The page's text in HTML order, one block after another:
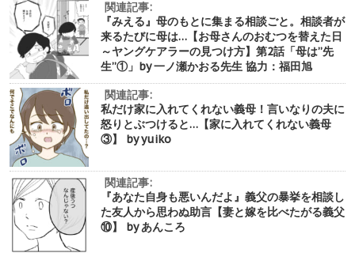
関連記事:
『みえる』母のもとに集まる相談ごと。相談者が
来るたびに母は…【お母さんのおむつを替えた日
～ヤングケアラーの見つけ方】第2話「母は”先
生”①」by 一ノ瀬かおる先生 協力：福田旭
関連記事:
私だけ家に入れてくれない義母！言いなりの夫に
怒りとぶつけると…【家に入れてくれない義母
③】 by yuiko
関連記事:
『あなた自身も悪いんだよ』義父の暴挙を相談し
た友人から思わぬ助言【妻と嫁を比べたがる義父
⑩】 by あんころ